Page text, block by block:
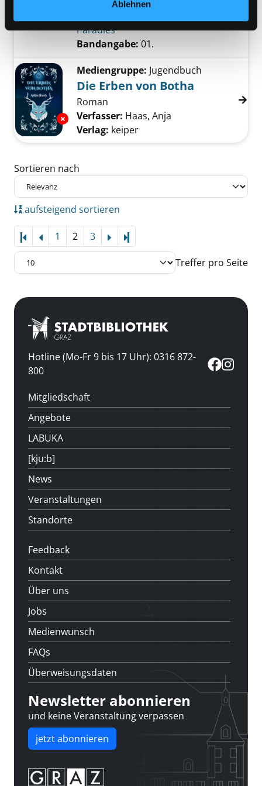
Ablehnen
Paradies
Bandangabe: 01.
Exemplar-Details von Die Erben von Botha
Mediengruppe: Jugendbuch
Die Erben von Botha
Roman
Verfasser: Haas, Anja
Verlag: keiper
Zu den Suchfiltern springen
Sortieren nach
aufsteigend sortieren
1 2 3
Treffer pro Seite
Hotline (Mo-Fr 9 bis 17 Uhr): 0316 872-
800
Mitgliedschaft
Angebote
LABUKA
[kju:b]
News
Veranstaltungen
Standorte
Feedback
Kontakt
Über uns
Jobs
Medienwunsch
FAQs
Überweisungsdaten
Newsletter abonnieren
und keine Veranstaltung verpassen
jetzt abonnieren